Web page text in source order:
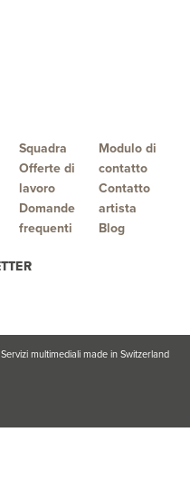
Squadra
Offerte di
lavoro
Domande
frequenti
Modulo di
contatto
Contatto
artista
Blog
multimediali made in Switzerland